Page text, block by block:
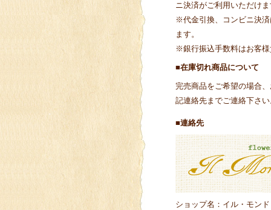
ニ決済がご利用いただけ
※代金引換、コンビニ決
ます。
※銀行振込手数料はお客
■在庫切れ商品について
完売商品をご希望の場合
記連絡先までご連絡下さ
■連絡先
ショップ名：イル・モン